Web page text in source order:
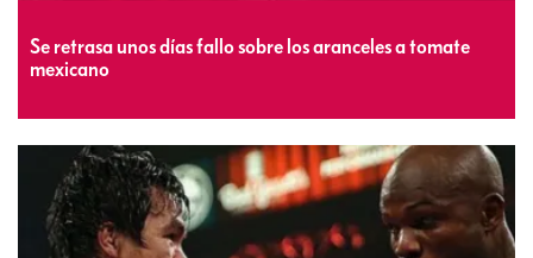
Se retrasa unos días fallo sobre los aranceles a tomate
mexicano